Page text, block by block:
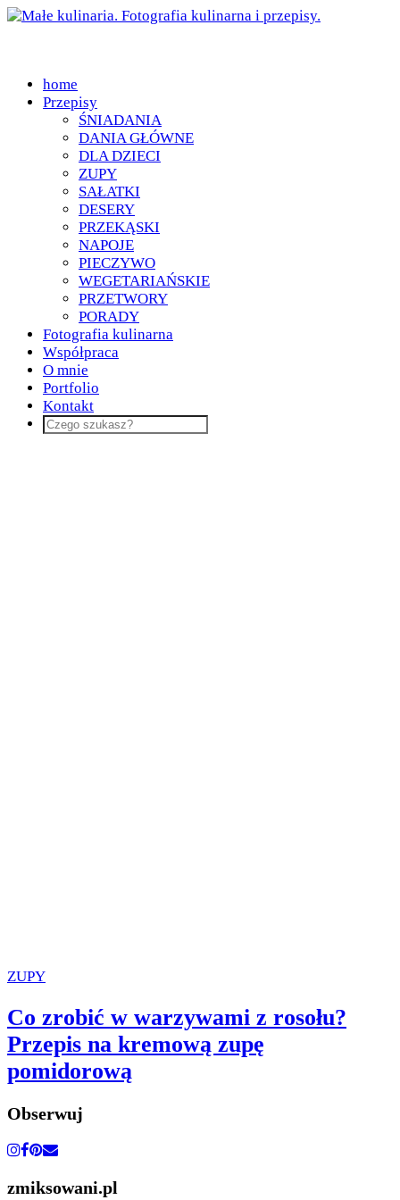
home
Przepisy
ŚNIADANIA
DANIA GŁÓWNE
DLA DZIECI
ZUPY
SAŁATKI
DESERY
PRZEKĄSKI
NAPOJE
PIECZYWO
WEGETARIAŃSKIE
PRZETWORY
PORADY
Fotografia kulinarna
Współpraca
O mnie
Portfolio
Kontakt
ZUPY
Co zrobić w warzywami z rosołu?
Przepis na kremową zupę
pomidorową
Obserwuj
zmiksowani.pl